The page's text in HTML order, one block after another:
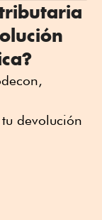
devolución